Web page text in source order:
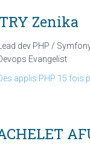
Zenika
Lead dev PHP /
Evangelist
applis PHP 15 fois